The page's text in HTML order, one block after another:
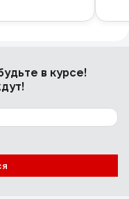
в курсе!